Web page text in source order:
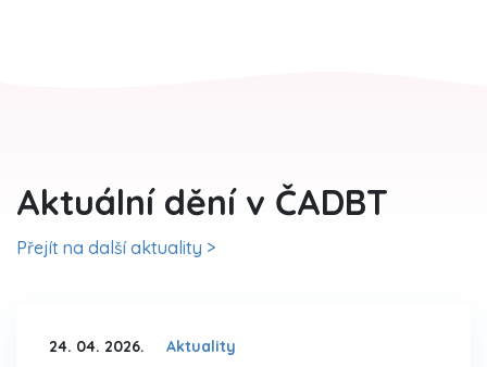
Aktuální dění v ČADBT
Přejít na další aktuality >
24. 04. 2026. Aktuality